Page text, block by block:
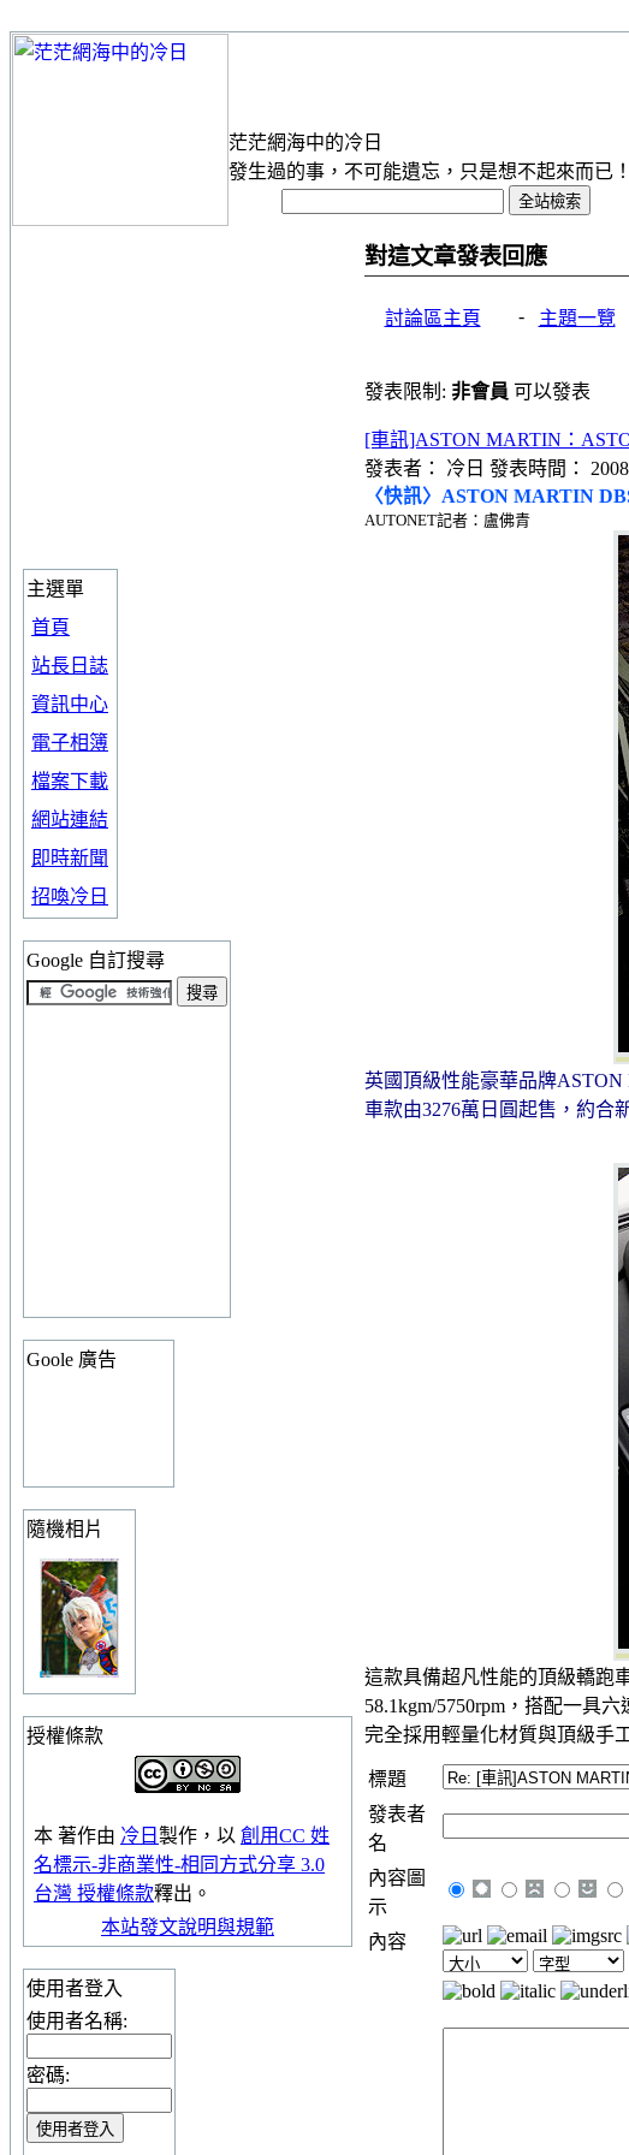
茫茫網海中的冷日
發生過的事，不可能遺忘，只是想不起來而已！
主選單
首頁
站長日誌
資訊中心
電子相簿
檔案下載
網站連結
即時新聞
招喚冷日
Google 自訂搜尋
Goole 廣告
隨機相片
授權條款
本 著作由 冷日 製作，以 創用CC 姓
名標示-非商業性-相同方式分享 3.0
台灣 授權條款釋出。
本站發文說明與規範
使用者登入
使用者名稱:
密碼:
對這文章發表回應
討論區主頁 - 主題一覽
發表限制: 非會員 可以發表
[車訊]ASTON MARTIN：
發表者： 冷日 發表時間：
〈快訊〉ASTON MARTIN
AUTONET記者：盧佛青
英國頂級性能豪華品牌
車款由3276萬日圓起售，約合
這款具備超凡性能的頂級轎跑
58.1kgm/5750rpm，搭配一具
完全採用輕量化材質與頂級手
標題
發表者
名
內容圖
示
內容